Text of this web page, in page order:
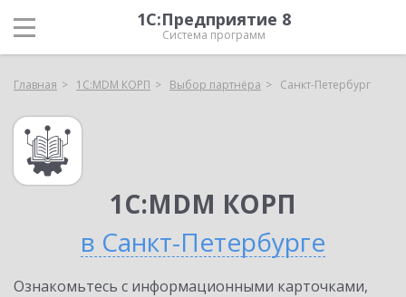
1С:Предприятие 8
Система программ
Главная 1С:MDM КОРП Выбор партнёра Санкт-Петербург
1С:MDM КОРП
в Санкт-Петербурге
Ознакомьтесь с информационными карточками,